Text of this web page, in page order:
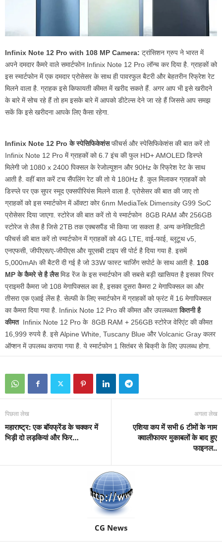
Infinix Note 12 Pro with 108 MP Camera: ट्रांसिशन ग्रुप ने भारत में
अपने दमदार कैमरे वाले समार्टफोन Infinix Note 12 Pro लॉन्च कर दिया है. ग्राहकों को
इस स्मार्टफोन में एक दमदार प्रोसेसर के साथ ही पावरफुल बैटरी और बेहतरीन रिफ्रेश रेट
मिलने वाला है. ग्राहक इसे किफायती कीमत में खरीद सकते हैं. अगर आप भी इसे खरीदने
के बारे में सोच रहे हैं तो हम इसके बारे में आपको डीटेल्स देने जा रहे हैं जिससे आप समझ
सकें कि इसे खरीदना आपके लिए कैसा रहेगा.
Infinix Note 12 Pro के स्पेसिफिकेशंसफीचर्स और स्पेसिफिकेशंस की बात करें तो
Infinix Note 12 Pro में ग्राहकों को 6.7 इंच की फुल HD+ AMOLED डिस्प्ले
मिलेगी जो 1080 x 2400 पिक्सल के रेजोल्यूशन और 90Hz के रिफ्रेश रेट के साथ
आती है. वहीं बात करें टच सैंपलिंग रेट की तो ये 180Hz है. कुल मिलाकर ग्राहकों को
डिस्प्ले पर एक सुपर स्मूद एक्सपीरियंस मिलने वाला है. प्रोसेसर की बात की जाए तो
ग्राहकों को इस स्मार्टफोन में ऑक्टा कोर 6nm MediaTek Dimensity G99 SoC
प्रोसेसर दिया जाएगा. स्टोरेज की बात करें तो ये स्मार्टफोन 8GB RAM और 256GB
स्टोरेज से लैस है जिसे 2TB तक एक्बसपैंड भी किया जा सकता है. अन्य कनेक्टिविटी
फीचर्स की बात करें तो स्मार्टफोन में ग्राहकों को 4G LTE, वाई-फाई, ब्लूटूथ v5,
एनएफसी, जीपीएस/ए-जीपीएस और यूएसबी टाइप सी पोर्ट है दिया गया है. इसमें
5,000mAh की बैटरी दी गई है जो 33W फास्ट चार्जिंग सपोर्ट के साथ आती है. 108
MP के कैमरे से है लैसमिड रेंज के इस स्मार्टफोन की सबसे बड़ी खासियत है इसका रियर
प्राइमरी कैमरा जो 108 मेगापिक्सल का है, इसका दूसरा कैमरा 2 मेगापिक्सल का और
तीसरा एक एआई लेंस है. सेल्फी के लिए स्मार्टफोन में ग्राहकों को फ्रंट में 16 मेगापिक्सल
का कैमरा दिया गया है. Infinix Note 12 Pro की कीमत और उपलब्धताकितनी है
कीमत Infinix Note 12 Pro के 8GB RAM + 256GB स्टोरेज वेरिएंट की कीमत
16,999 रुपये है. इसे Alpine White, Tuscany Blue और Volcanic Gray कलर
ऑप्शन में उपलब्ध कराया गया है. ये स्मार्टफोन 1 सितंबर से बिक्री के लिए उपलब्ध होगा.
पिछला लेख
महाराष्ट्र: एक बॉयफ्रेंड के चक्कर में
भिड़ी दो लड़कियां और फिर…
अगला लेख
एशिया कप में सभी 6 टीमों के नाम
क्वालीफायर मुकाबलों के बाद हुए
फाइनल..
CG News